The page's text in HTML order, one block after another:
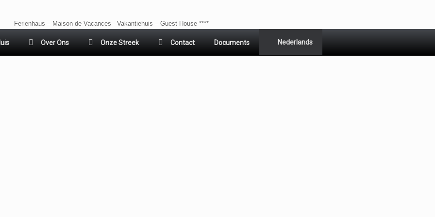
Ferienhaus – Maison de Vacances - Vakantiehuis – Guest House ****
Over Ons Onze Streek Contact Documents Nederlands